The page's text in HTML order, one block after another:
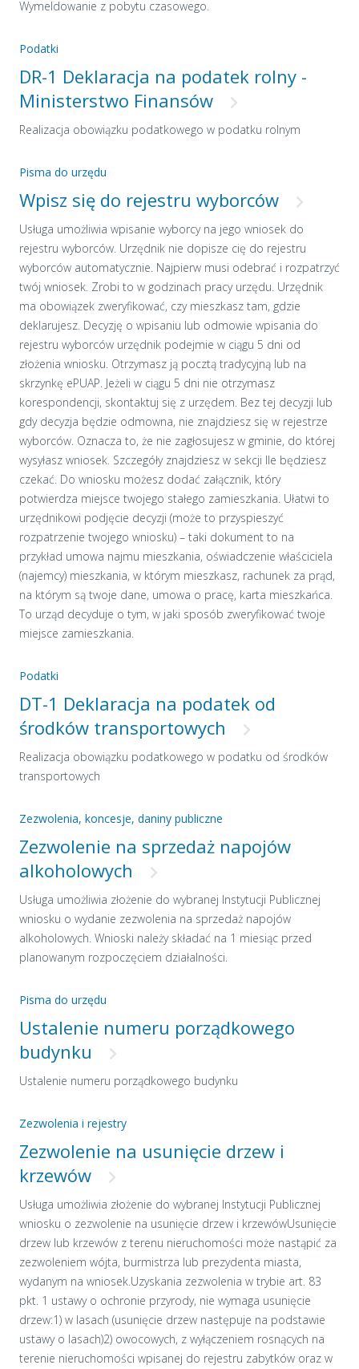
Wymeldowanie z pobytu czasowego.
Podatki
DR-1 Deklaracja na podatek rolny -
Ministerstwo Finansów
Realizacja obowiązku podatkowego w podatku rolnym
Pisma do urzędu
Wpisz się do rejestru wyborców
Usługa umożliwia wpisanie wyborcy na jego wniosek do
rejestru wyborców. Urzędnik nie dopisze cię do rejestru
wyborców automatycznie. Najpierw musi odebrać i rozpatrzyć
twój wniosek. Zrobi to w godzinach pracy urzędu. Urzędnik
ma obowiązek zweryfikować, czy mieszkasz tam, gdzie
deklarujesz. Decyzję o wpisaniu lub odmowie wpisania do
rejestru wyborców urzędnik podejmie w ciągu 5 dni od
złożenia wniosku. Otrzymasz ją pocztą tradycyjną lub na
skrzynkę ePUAP. Jeżeli w ciągu 5 dni nie otrzymasz
korespondencji, skontaktuj się z urzędem. Bez tej decyzji lub
gdy decyzja będzie odmowna, nie znajdziesz się w rejestrze
wyborców. Oznacza to, że nie zagłosujesz w gminie, do której
wysyłasz wniosek. Szczegóły znajdziesz w sekcji Ile będziesz
czekać. Do wniosku możesz dodać załącznik, który
potwierdza miejsce twojego stałego zamieszkania. Ułatwi to
urzędnikowi podjęcie decyzji (może to przyspieszyć
rozpatrzenie twojego wniosku) – taki dokument to na
przykład umowa najmu mieszkania, oświadczenie właściciela
(najemcy) mieszkania, w którym mieszkasz, rachunek za prąd,
na którym są twoje dane, umowa o pracę, karta mieszkańca.
To urząd decyduje o tym, w jaki sposób zweryfikować twoje
miejsce zamieszkania.
Podatki
DT-1 Deklaracja na podatek od
środków transportowych
Realizacja obowiązku podatkowego w podatku od środków
transportowych
Zezwolenia, koncesje, daniny publiczne
Zezwolenie na sprzedaż napojów
alkoholowych
Usługa umożliwia złożenie do wybranej Instytucji Publicznej
wniosku o wydanie zezwolenia na sprzedaż napojów
alkoholowych. Wnioski należy składać na 1 miesiąc przed
planowanym rozpoczęciem działalności.
Pisma do urzędu
Ustalenie numeru porządkowego
budynku
Ustalenie numeru porządkowego budynku
Zezwolenia i rejestry
Zezwolenie na usunięcie drzew i
krzewów
Usługa umożliwia złożenie do wybranej Instytucji Publicznej
wniosku o zezwolenie na usunięcie drzew i krzewówUsunięcie
drzew lub krzewów z terenu nieruchomości może nastąpić za
zezwoleniem wójta, burmistrza lub prezydenta miasta,
wydanym na wniosek.Uzyskania zezwolenia w trybie art. 83
pkt. 1 ustawy o ochronie przyrody, nie wymaga usunięcie
drzew:1) w lasach (usunięcie drzew następuje na podstawie
ustawy o lasach)2) owocowych, z wyłączeniem rosnących na
terenie nieruchomości wpisanej do rejestru zabytków oraz w